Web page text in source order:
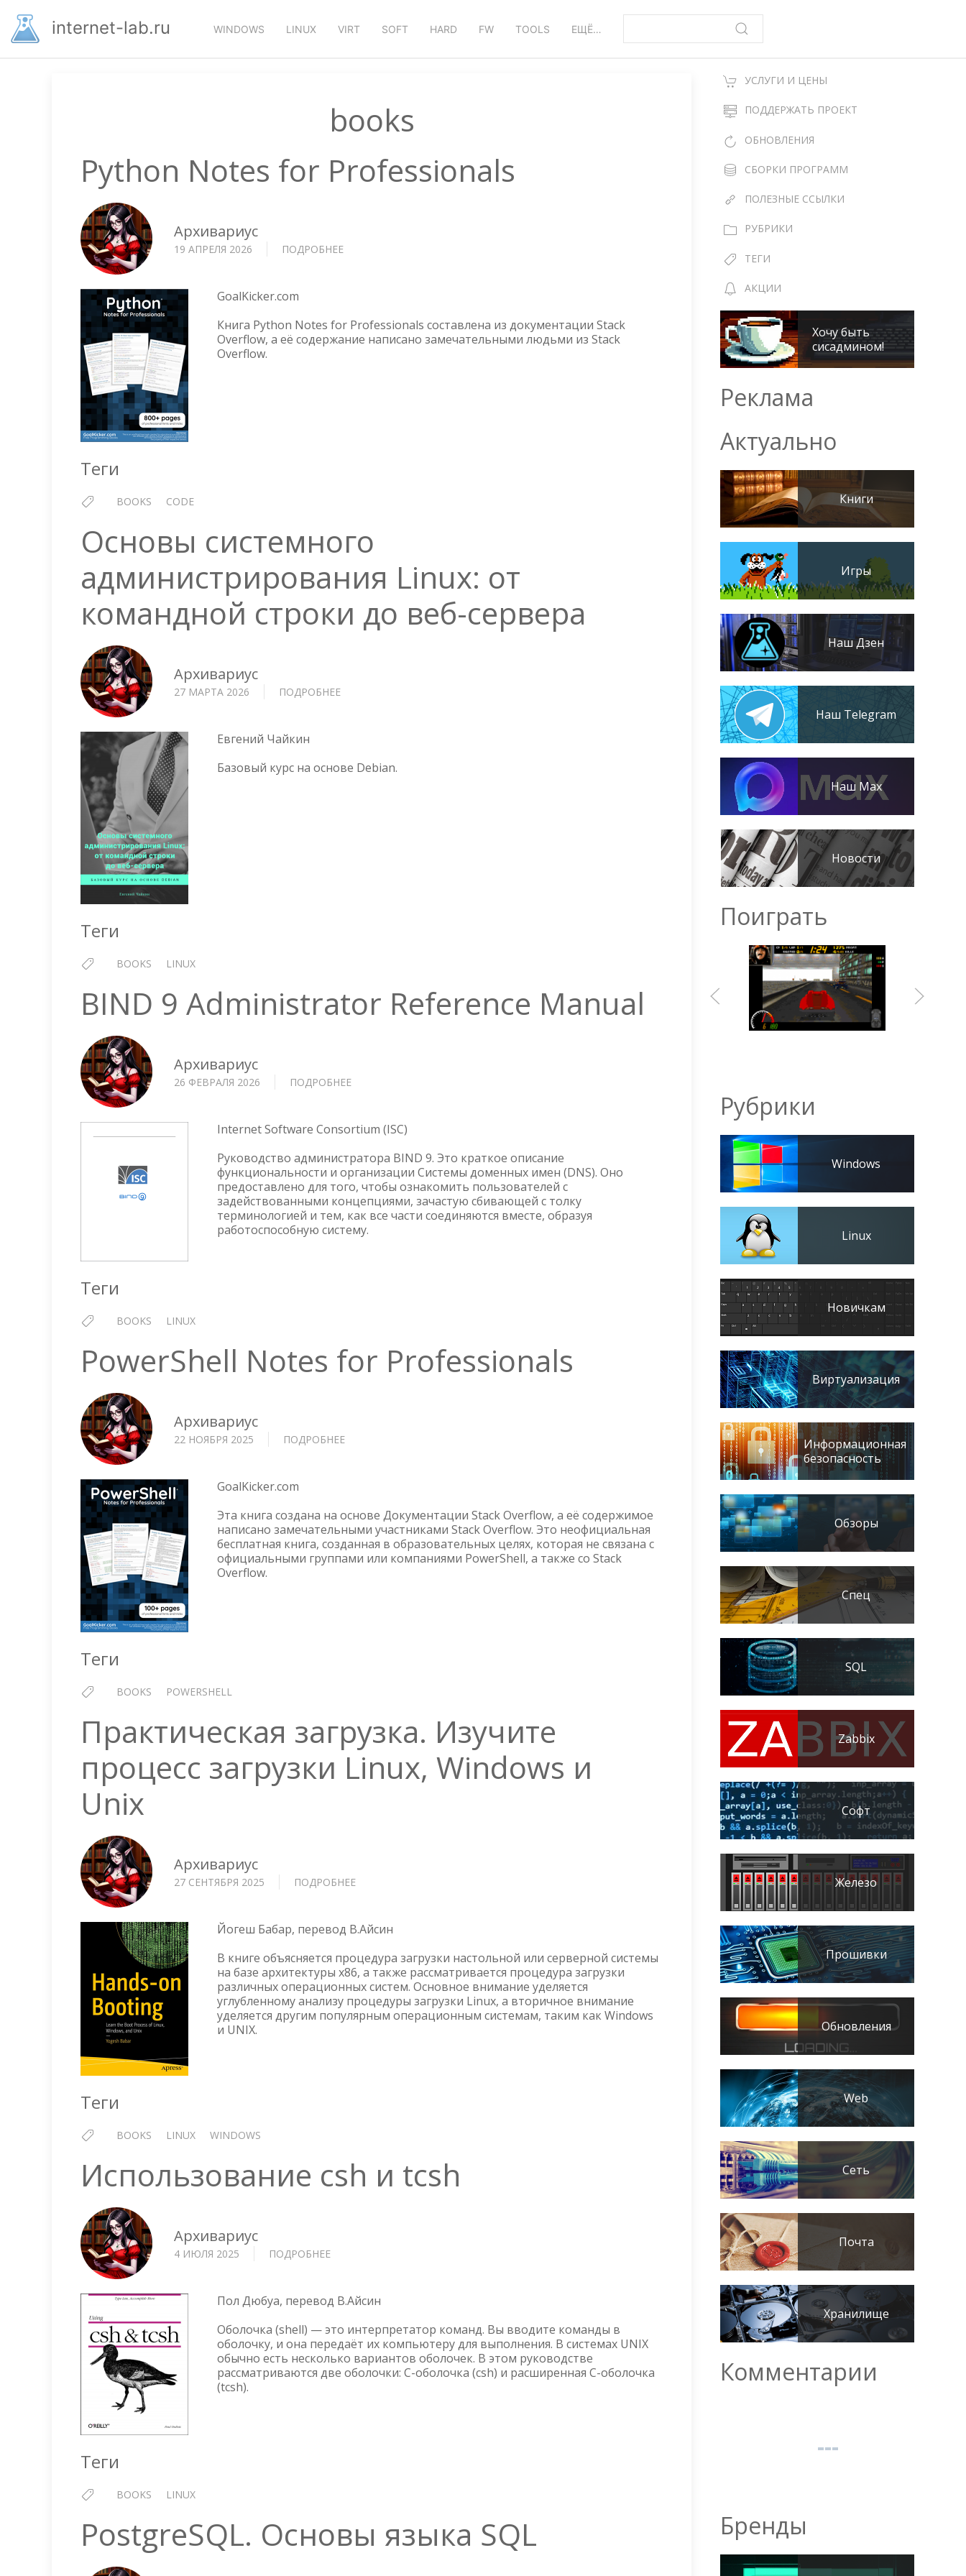
основномуinternet-lab.ru WINDOWS LINUX VIRT SOFT HARD FW TOOLS ЕЩЁ…
books
Python Notes for Professionals
Архивариус
19 АПРЕЛЯ 2026 ПОДРОБНЕЕ
GoalKicker.com
Книга Python Notes for Professionals составлена из документации Stack
Overflow, а её содержание написано замечательными людьми из Stack
Overflow.
Теги
BOOKS CODE
Основы системного
администрирования Linux: от
командной строки до веб-сервера
Архивариус
27 МАРТА 2026 ПОДРОБНЕЕ
ОТ
Евгений Чайкин
Базовый курс на основе Debian.
Теги
BOOKS LINUX
BIND 9 Administrator Reference Manual
Архивариус
26 ФЕВРАЛЯ 2026 ПОДРОБНЕЕ
ADMINISTRATOR
MANUAL
Internet Software Consortium (ISC)
Руководство администратора BIND 9. Это краткое описание
функциональности и организации Системы доменных имен (DNS). Оно
предоставлено для того, чтобы ознакомить пользователей с
задействованными концепциями, зачастую сбивающей с толку
терминологией и тем, как все части соединяются вместе, образуя
работоспособную систему.
Теги
BOOKS LINUX
PowerShell Notes for Professionals
Архивариус
22 НОЯБРЯ 2025 ПОДРОБНЕЕ
GoalKicker.com
Эта книга создана на основе Документации Stack Overflow, а её содержимое
написано замечательными участниками Stack Overflow. Это неофициальная
бесплатная книга, созданная в образовательных целях, которая не связана с
официальными группами или компаниями PowerShell, а также со Stack
Overflow.
Теги
BOOKS POWERSHELL
Практическая загрузка. Изучите
процесс загрузки Linux, Windows и
Unix
Архивариус
27 СЕНТЯБРЯ 2025 ПОДРОБНЕЕ
ИЗУЧИТЕ
ЗАГРУЗКИ
LINUX,
WINDOWS
И
UNIX
Йогеш Бабар, перевод В.Айсин
В книге объясняется процедура загрузки настольной или серверной системы
на базе архитектуры x86, а также рассматривается процедура загрузки
различных операционных систем. Основное внимание уделяется
углубленному анализу процедуры загрузки Linux, а вторичное внимание
уделяется другим популярным операционным системам, таким как Windows
и UNIX.
Теги
BOOKS LINUX WINDOWS
Использование csh и tcsh
Архивариус
4 ИЮЛЯ 2025 ПОДРОБНЕЕ
И
Пол Дюбуа, перевод В.Айсин
Оболочка (shell) — это интерпретатор команд. Вы вводите команды в
оболочку, и она передаёт их компьютеру для выполнения. В системах UNIX
обычно есть несколько вариантов оболочек. В этом руководстве
рассматриваются две оболочки: C-оболочка (csh) и расширенная C-оболочка
(tcsh).
Теги
BOOKS LINUX
PostgreSQL. Основы языка SQL
УСЛУГИ И ЦЕНЫ
ПОДДЕРЖАТЬ ПРОЕКТ
ОБНОВЛЕНИЯ
СБОРКИ ПРОГРАММ
ПОЛЕЗНЫЕ ССЫЛКИ
РУБРИКИ
ТЕГИ
АКЦИИ
Хочу быть
сисадмином!
Реклама
Актуально
Книги
Игры
Наш Дзен
Наш Telegram
Наш Max
Новости
Поиграть
Рубрики
Windows
Linux
Новичкам
Виртуализация
Информационная
безопасность
Обзоры
Спец
SQL
Zabbix
Софт
Железо
Прошивки
Обновления
Web
Сеть
Почта
Хранилище
Комментарии
Бренды